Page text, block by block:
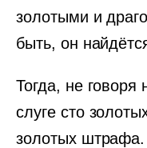
золотыми и
быть, он
Тогда, не говоря
слуге сто
золотых штрафа.